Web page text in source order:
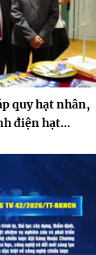
quy hạt nhân,
điện hạt...